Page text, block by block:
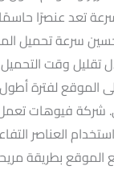
تعد عنصرًا
سرعة تحميل
تقليل وقت
الموقع لفترة
فيوهات تعمل
العناصر
الموقع بطريقة